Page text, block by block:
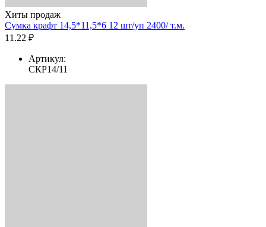
Хиты продаж
Сумка крафт 14,5*11,5*6 12 шт/уп 2400/ т.м.
11.22 ₽
Артикул:
СКР14/11